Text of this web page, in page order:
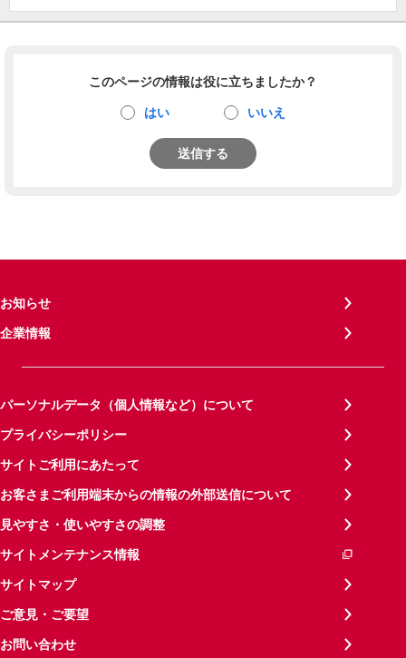
このページの情報は役に立ちましたか？
はい いいえ
送信する
お知らせ
企業情報
パーソナルデータ（個人情報など）について
プライバシーポリシー
サイトご利用にあたって
お客さまご利用端末からの情報の外部送信について
見やすさ・使いやすさの調整
サイトメンテナンス情報
サイトマップ
ご意見・ご要望
お問い合わせ